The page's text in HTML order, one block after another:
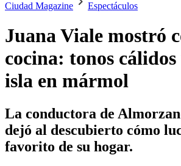
Ciudad Magazine Espectáculos
Juana Viale mostró
cocina: tonos
isla en mármol
La conductora de
dejó al descubierto cómo
favorito de su hogar.